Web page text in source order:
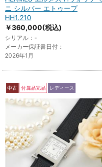
ニ シルバー エトゥープ
HH1.210
￥360,000(税込)
シリアル：-
メーカー保証書日付：
2026年1月
中古 付属品完品 レディース